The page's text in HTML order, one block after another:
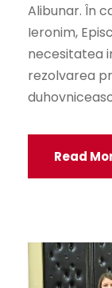
Alibunar. În
Ieronim,
necesitatea
rezolvarea
Read